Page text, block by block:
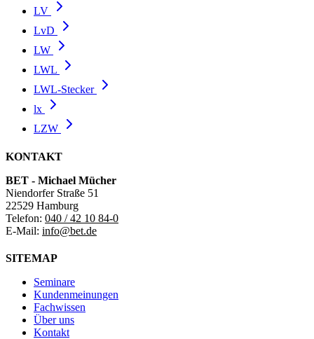
LV
LvD
LW
LWL
LWL-Stecker
lx
LZW
KONTAKT
BET - Michael Mücher
Niendorfer Straße 51
22529 Hamburg
Telefon: 040 / 42 10 84-0
E-Mail: info@bet.de
SITEMAP
Seminare
Kundenmeinungen
Fachwissen
Über uns
Kontakt